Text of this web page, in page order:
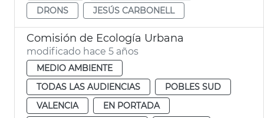
DRONS
JESÚS CARBONELL
Comisión de Ecología Urbana
modificado hace 5 años
MEDIO AMBIENTE
TODAS LAS AUDIENCIAS
POBLES SUD
VALENCIA
EN PORTADA